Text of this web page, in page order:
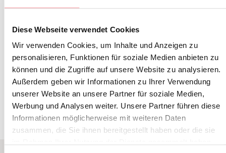
Diese Webseite verwendet Cookies
Wir verwenden Cookies, um Inhalte und Anzeigen zu
personalisieren, Funktionen für soziale Medien anbieten zu
können und die Zugriffe auf unsere Website zu analysieren.
Außerdem geben wir Informationen zu Ihrer Verwendung
unserer Website an unsere Partner für soziale Medien,
Werbung und Analysen weiter. Unsere Partner führen diese
Informationen möglicherweise mit weiteren Daten
zusammen, die Sie ihnen bereitgestellt haben oder die sie
gibt es Mineralwasserquellen, die seit der
paläovenezianischen Ära für ihre heilende Wirkung
bekannt sind.
INFORMATIONEN ANFORDERN